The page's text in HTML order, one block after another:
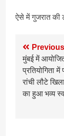
ऐसे में गुजरात की
Post
मुंबई में
प्रतियोगिता
रांची लौटे
का हुआ भव्य